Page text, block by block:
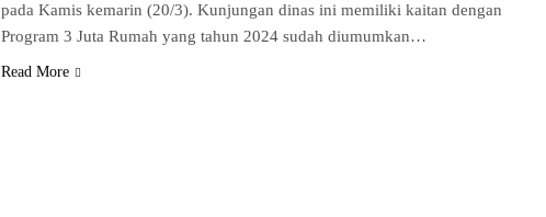
pada Kamis kemarin (20/3). Kunjungan dinas ini memiliki kaitan dengan
Program 3 Juta Rumah yang tahun 2024 sudah diumumkan…
Read More